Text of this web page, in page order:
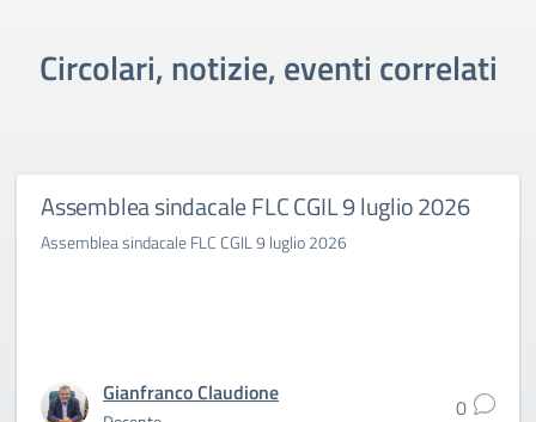
Circolari, notizie, eventi correlati
Assemblea sindacale FLC CGIL 9 luglio 2026
Assemblea sindacale FLC CGIL 9 luglio 2026
Gianfranco Claudione
0